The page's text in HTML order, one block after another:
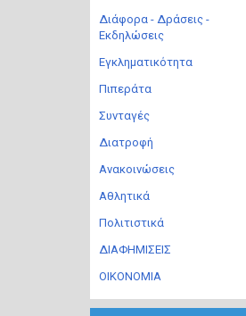
Διάφορα - Δράσεις -
Εκδηλώσεις
Εγκληματικότητα
Πιπεράτα
Συνταγές
Διατροφή
Ανακοινώσεις
Αθλητικά
Πολιτιστικά
ΔΙΑΦΗΜΙΣΕΙΣ
ΟΙΚΟΝΟΜΙΑ